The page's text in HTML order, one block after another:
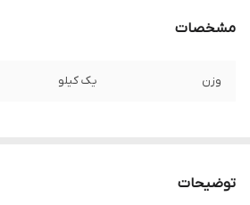
مشخصات
وزن یک کیلو
توضیحات